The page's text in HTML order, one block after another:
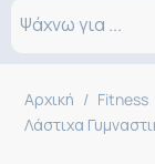
Αρχική / Fitness
Λάστιχα